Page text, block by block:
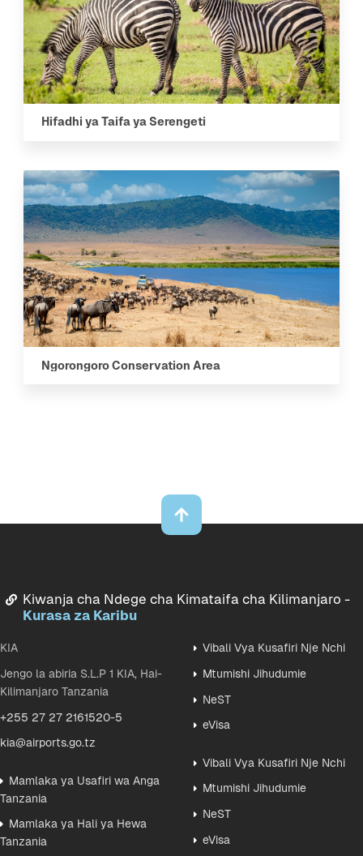
Hifadhi ya Taifa ya Serengeti
Ngorongoro Conservation Area
Kiwanja cha Ndege cha Kimataifa cha Kilimanjaro -
Kurasa za Karibu
KIA
Jengo la abiria S.L.P 1 KIA, Hai-
Kilimanjaro Tanzania
+255 27 27 2161520-5
kia@airports.go.tz
Mamlaka ya Usafiri wa Anga
Tanzania
Mamlaka ya Hali ya Hewa
Tanzania
Vibali Vya Kusafiri Nje Nchi
Mtumishi Jihudumie
NeST
eVisa
Vibali Vya Kusafiri Nje Nchi
Mtumishi Jihudumie
NeST
eVisa